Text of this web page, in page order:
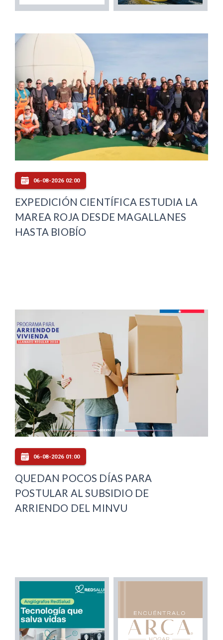
06-08-2026 02:00
EXPEDICIÓN CIENTÍFICA ESTUDIA LA
MAREA ROJA DESDE MAGALLANES
HASTA BIOBÍO
06-08-2026 01:00
QUEDAN POCOS DÍAS PARA
POSTULAR AL SUBSIDIO DE
ARRIENDO DEL MINVU